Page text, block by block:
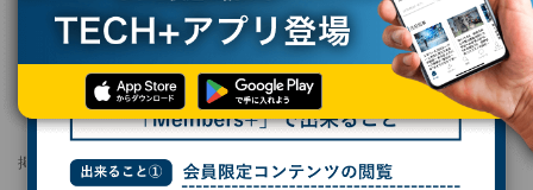
TECH+ テクノロジー
サイエンス
ヒトは人間関係の敵対関係を重視している - ドラマ視聴時の脳活動から解明
ヒトは人間関係の敵対関係を重視している -
ドラマ視聴時の脳活動から解明
掲載日 2026/07/09 09:53